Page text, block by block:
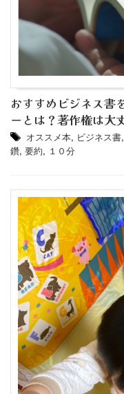
おすすめビジネス書
ーとは？著作権は大
オススメ本, ビジネス書,
鑽, 要約, １０分